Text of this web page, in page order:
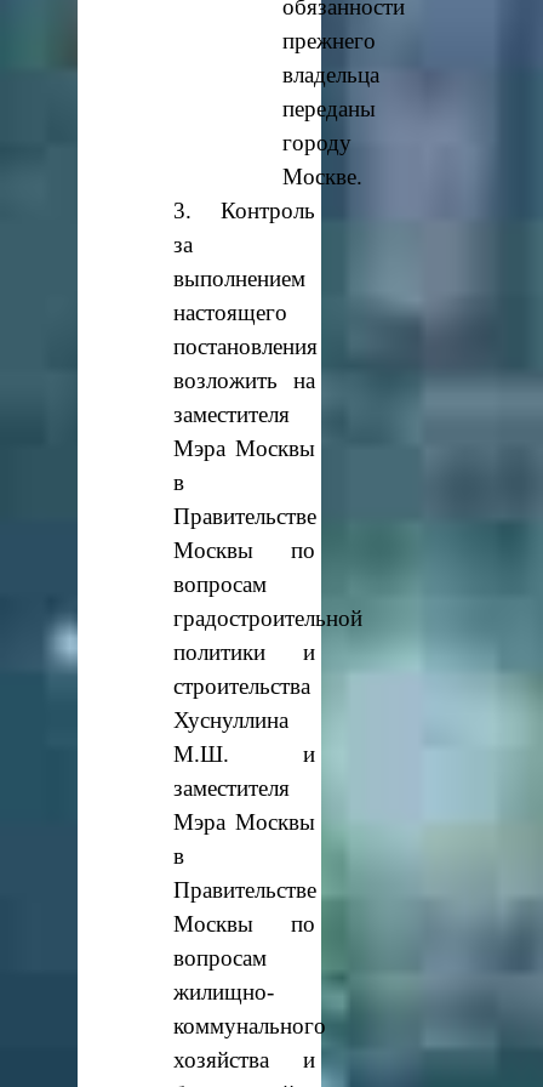
обязанности
прежнего
владельца
переданы
городу
Москве.
3. Контроль
за
выполнением
настоящего
постановления
возложить на
заместителя
Мэра Москвы
в
Правительстве
Москвы по
вопросам
градостроительной
политики и
строительства
Хуснуллина
М.Ш. и
заместителя
Мэра Москвы
в
Правительстве
Москвы по
вопросам
жилищно-
коммунального
хозяйства и